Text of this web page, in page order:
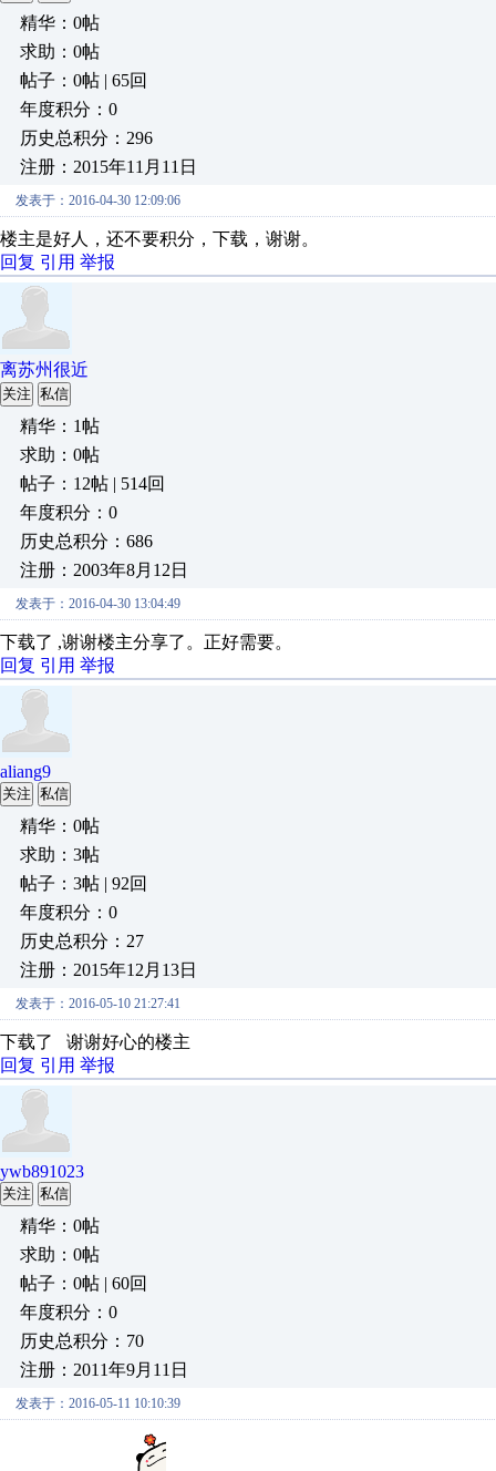
精华：0帖
求助：0帖
帖子：0帖 | 65回
年度积分：0
历史总积分：296
注册：2015年11月11日
发表于：2016-04-30 12:09:06
楼主是好人，还不要积分，下载，谢谢。
回复 引用 举报
离苏州很近
关注 私信
精华：1帖
求助：0帖
帖子：12帖 | 514回
年度积分：0
历史总积分：686
注册：2003年8月12日
发表于：2016-04-30 13:04:49
下载了 ,谢谢楼主分享了。正好需要。
回复 引用 举报
aliang9
关注 私信
精华：0帖
求助：3帖
帖子：3帖 | 92回
年度积分：0
历史总积分：27
注册：2015年12月13日
发表于：2016-05-10 21:27:41
下载了 谢谢好心的楼主
回复 引用 举报
ywb891023
关注 私信
精华：0帖
求助：0帖
帖子：0帖 | 60回
年度积分：0
历史总积分：70
注册：2011年9月11日
发表于：2016-05-11 10:10:39